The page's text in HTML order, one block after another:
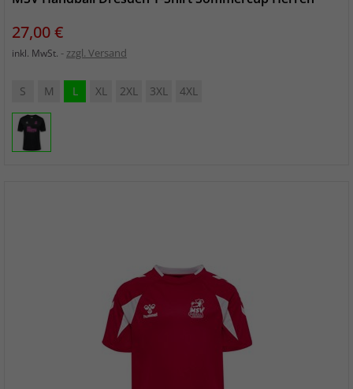
Preis
27,00 €
inkl. MwSt. zzgl. Versand
S M L XL 2XL 3XL 4XL